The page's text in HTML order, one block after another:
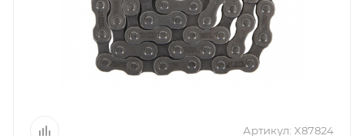
Артикул: X87824